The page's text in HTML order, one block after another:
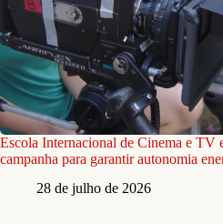
Escola Internacional de Cinema e TV
campanha para garantir autonomia
28 de julho de 2026